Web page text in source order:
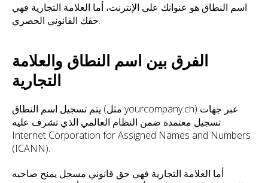
اسم النطاق هو عنوانك على الإنترنت، أما العلامة التجارية فهي
حقك القانوني الحصري.
الفرق بين اسم النطاق والعلامة
التجارية
يتم تسجيل اسم النطاق (مثل yourcompany.ch) عبر جهات
تسجيل معتمدة ضمن النظام العالمي الذي تشرف عليه
Internet Corporation for Assigned Names and Numbers
(ICANN).
أما العلامة التجارية فهي حق قانوني مسجل يمنح صاحبه